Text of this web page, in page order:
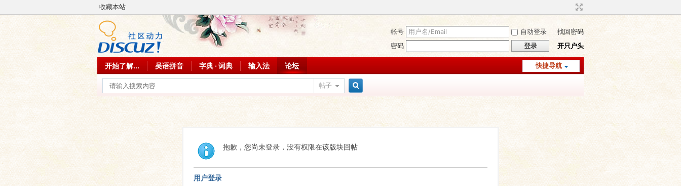
收藏本站
帐号 自动登录
找回密码
密码
登录 开只户头
快捷导航
开始了解... 吴语拼音 字典 · 词典 输入法 论坛
帖子
索
抱歉，您尚未登录，没有权限在该版块回帖
用户登录